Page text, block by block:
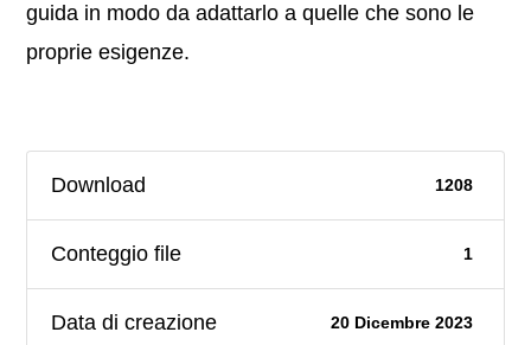
guida in modo da adattarlo a quelle che sono le
proprie esigenze.
Download 1208
Conteggio file 1
Data di creazione 20 Dicembre 2023